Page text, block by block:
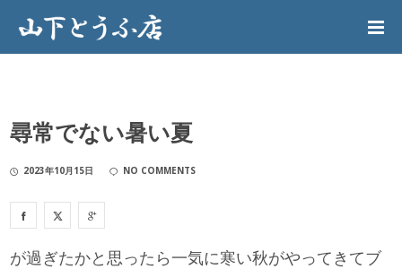
尋常でない暑い夏
2023年10月15日 NO COMMENTS
が過ぎたかと思ったら一気に寒い秋がやってきてブ